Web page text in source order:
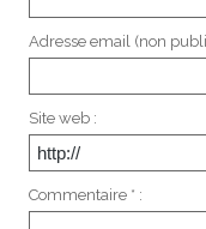
Adresse email (non
Site web :
Commentaire * :